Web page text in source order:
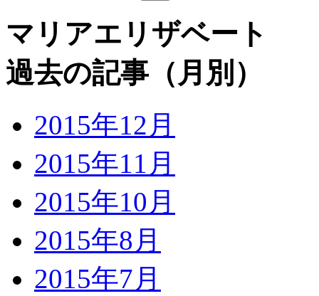
マリアエリザベート
過去の記事（月別）
2015年12月
2015年11月
2015年10月
2015年8月
2015年7月